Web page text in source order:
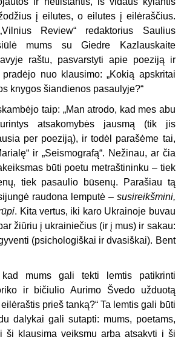
į eilutes, o eilutes į eilėraščius.
Review“ redaktorius Saulius
mums su Giedre Kazlauskaite
raštu, pasvarstyti apie poeziją ir
nuo klausimo: „Kokią apskritai
knygos šiandienos pasaulyje?“
taip: „Man atrodo, kad mes abu
atsakomybės jausmą (tik jis
per poeziją), ir todėl parašėme tai,
ir „Seismografą“. Nežinau, ar čia
būti poetu metraštininku – tiek
tiek pasaulio būsenų. Parašiau tą
raudona lemputė – susireikšmini,
. Kita vertus, iki karo Ukrainoje buvau
žiūriu į ukrainiečius (ir į mus) ir sakau:
(psichologiškai ir dvasiškai). Bent
kad mums gali tekti lemtis patikrinti
ir bičiulio Aurimo Švedo užduotą
prieš tanką?“ Ta lemtis gali būti
dalykai gali sutapti: mums, poetams,
šį klausimą veiksmu arba atsakyti į šį